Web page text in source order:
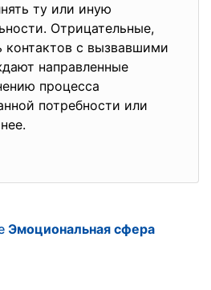
ту или иную
Отрицательные,
контактов с вызвавшими
направленные
процесса
потребности или
Эмоциональная сфера